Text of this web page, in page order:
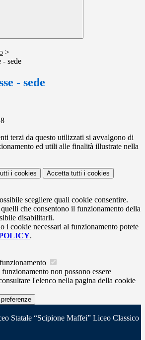
>
- sede
- sede
terzi da questo utilizzati si avvalgono di
ed utili alle finalità illustrate nella
i cookies Accetta tutti i cookies
scegliere quali cookie consentire.
che consentono il funzionamento della
disabilitarli.
i cookie necessari al funzionamento potete
.
non possono essere
l'elenco nella pagina della cookie
Statale “Scipione Maffei” Liceo Classico